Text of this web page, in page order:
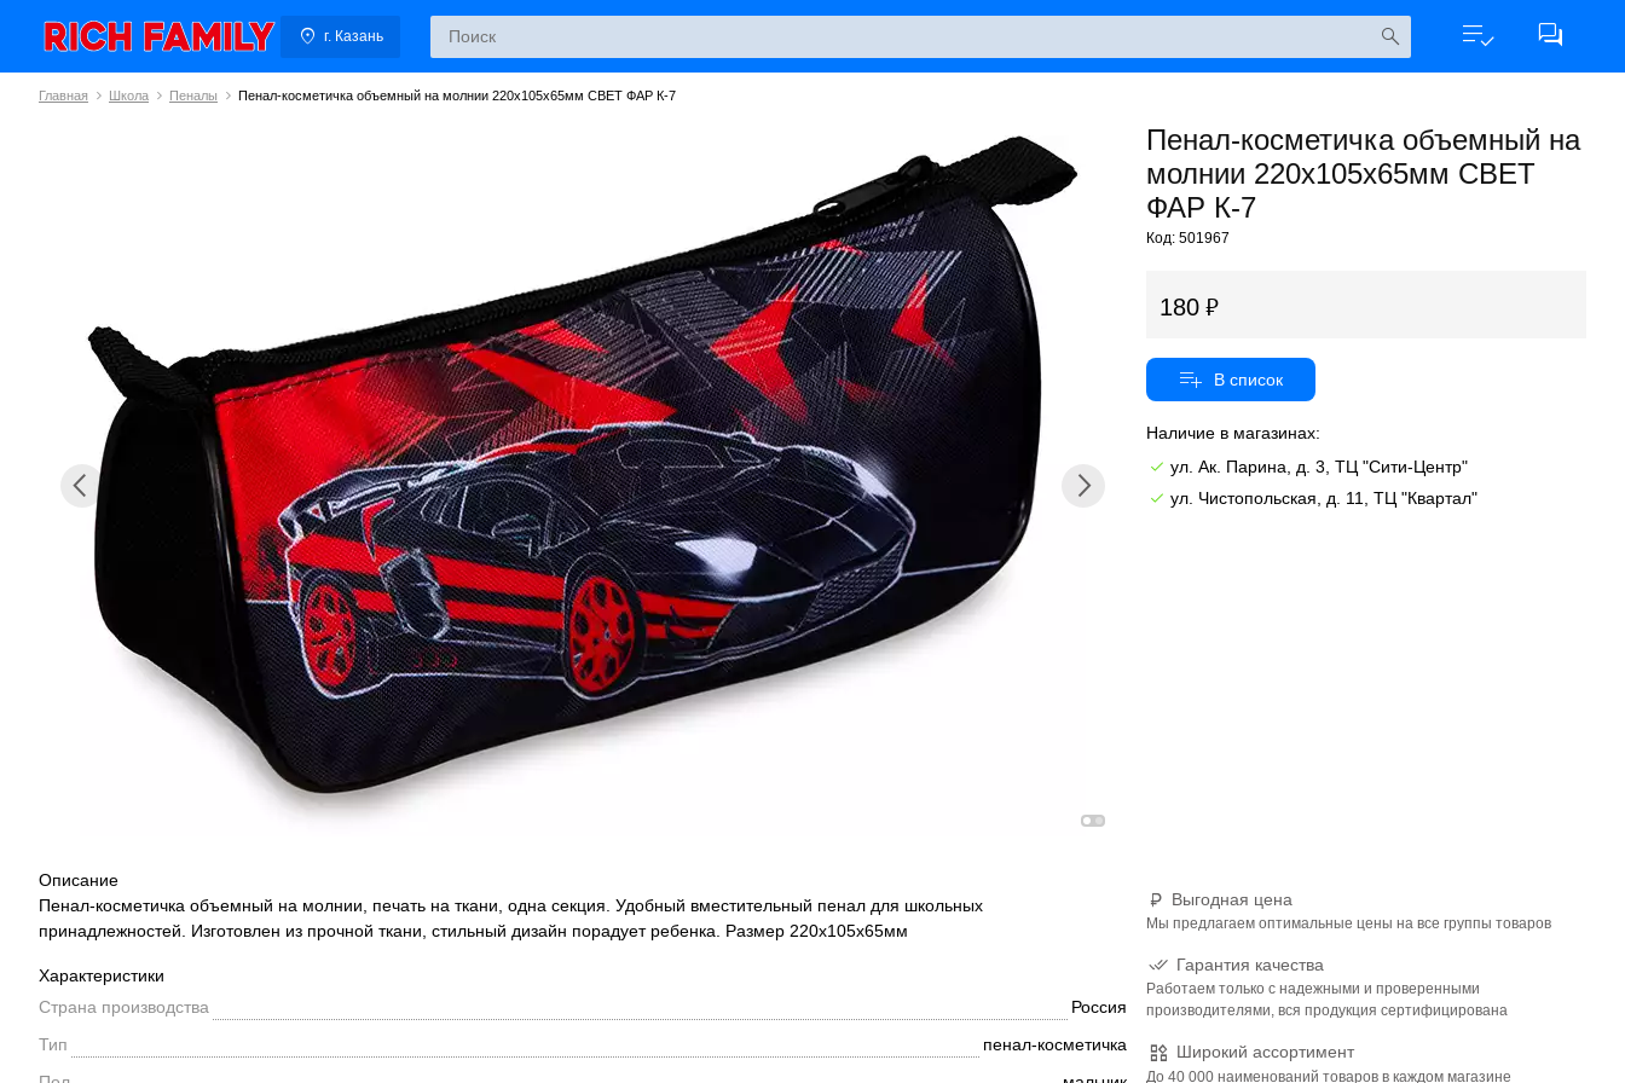
г. Казань
Главная Школа Пеналы Пенал-косметичка объемный на молнии 220х105х65мм СВЕТ ФАР К-7
Пенал-косметичка объемный на
молнии 220х105х65мм СВЕТ
ФАР К-7
Код: 501967
180
Наличие в магазинах:
ул. Ак. Парина, д. 3, ТЦ "Сити-Центр"
ул. Чистопольская, д. 11, ТЦ "Квартал"
Описание
Пенал-косметичка объемный на молнии, печать на ткани, одна секция. Удобный вместительный пенал для школьных
принадлежностей. Изготовлен из прочной ткани, стильный дизайн порадует ребенка. Размер 220х105х65мм
Выгодная цена
Мы предлагаем оптимальные цены на все группы товаров
Гарантия качества
Работаем только с надежными и проверенными
производителями, вся продукция сертифицирована
Широкий ассортимент
До 40 000 наименований товаров в каждом магазине
Характеристики
Страна производства
Россия
Тип
пенал-косметичка